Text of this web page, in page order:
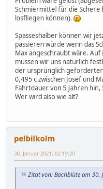
Schmiermittel für die
losfliegen können).
Spasseshalber können wir
passieren würde wenn das
Max angeschraubt wäre.
müssen wir uns natürlich
der ursprünglich
0,495 c zwischen Josef und
Fahrtdauer von 5 Jahren
Wer wird also wie alt?
pelbilkolm
30. Januar 2021, 02:19:20
Zitat von: Bachblüte am 30.